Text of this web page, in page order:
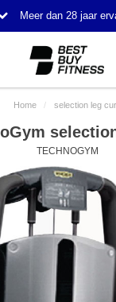
Meer dan 28 jaar
Home / selection leg
TECHNOGYM